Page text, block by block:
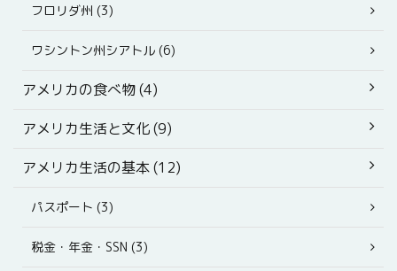
フロリダ州 (3)
ワシントン州シアトル (6)
アメリカの食べ物 (4)
アメリカ生活と文化 (9)
アメリカ生活の基本 (12)
パスポート (3)
税金・年金・SSN (3)